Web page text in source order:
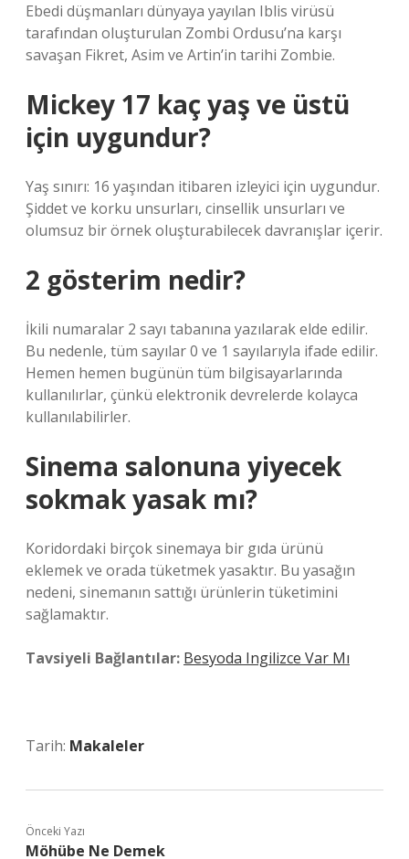
Ebedi düşmanları dünyaya yayılan Iblis virüsü
tarafından oluşturulan Zombi Ordusu’na karşı
savaşan Fikret, Asim ve Artin’in tarihi Zombie.
Mickey 17 kaç yaş ve üstü
için uygundur?
Yaş sınırı: 16 yaşından itibaren izleyici için uygundur.
Şiddet ve korku unsurları, cinsellik unsurları ve
olumsuz bir örnek oluşturabilecek davranışlar içerir.
2 gösterim nedir?
İkili numaralar 2 sayı tabanına yazılarak elde edilir.
Bu nedenle, tüm sayılar 0 ve 1 sayılarıyla ifade edilir.
Hemen hemen bugünün tüm bilgisayarlarında
kullanılırlar, çünkü elektronik devrelerde kolayca
kullanılabilirler.
Sinema salonuna yiyecek
sokmak yasak mı?
Koridordaki birçok sinemaya bir gıda ürünü
eklemek ve orada tüketmek yasaktır. Bu yasağın
nedeni, sinemanın sattığı ürünlerin tüketimini
sağlamaktır.
Tavsiyeli Bağlantılar: Besyoda Ingilizce Var Mı
Tarih: Makaleler
Önceki Yazı
Möhübe Ne Demek